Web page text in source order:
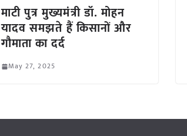
माटी पुत्र मुख्यमंत्री डॉ. मोहन
यादव समझते हैं किसानों और
गौमाता का दर्द
May 27, 2025